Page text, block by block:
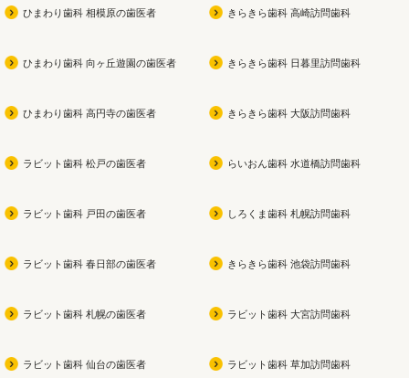
ひまわり歯科 相模原の歯医者
ひまわり歯科 向ヶ丘遊園の歯医者
ひまわり歯科 高円寺の歯医者
ラビット歯科 松戸の歯医者
ラビット歯科 戸田の歯医者
ラビット歯科 春日部の歯医者
ラビット歯科 札幌の歯医者
ラビット歯科 仙台の歯医者
きらきら歯科 高崎訪問歯科
きらきら歯科 日暮里訪問歯科
きらきら歯科 大阪訪問歯科
らいおん歯科 水道橋訪問歯科
しろくま歯科 札幌訪問歯科
きらきら歯科 池袋訪問歯科
ラビット歯科 大宮訪問歯科
ラビット歯科 草加訪問歯科